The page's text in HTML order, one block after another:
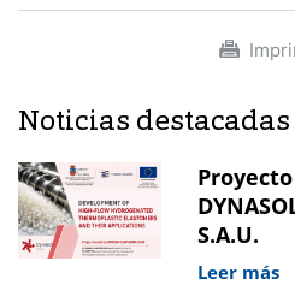
Noticias destacadas
Proyecto
S.A.U.
Leer más